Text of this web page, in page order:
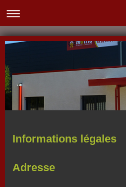
Informations légales
Adresse